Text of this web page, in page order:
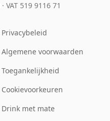
· VAT 519 9116 71
Privacybeleid
Algemene voorwaarden
Toegankelijkheid
Cookievoorkeuren
Drink met mate